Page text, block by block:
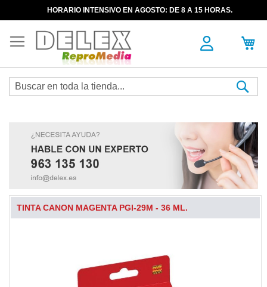
HORARIO INTENSIVO EN AGOSTO: DE 8 A 15 HORAS.
TINTA CANON MAGENTA PGI-29M - 36 ML.